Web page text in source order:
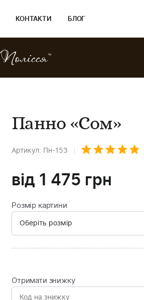
КОНТАКТИ БЛОГ
Панно «Сом»
Артикул: Пн-153
від 1 475 грн
Розмір картини
Отримати знижку